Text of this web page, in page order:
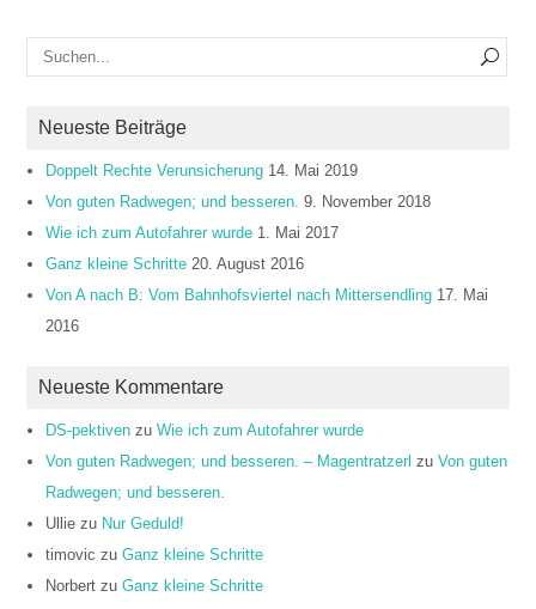
Neueste Beiträge
Doppelt Rechte Verunsicherung 14. Mai 2019
Von guten Radwegen; und besseren. 9. November 2018
Wie ich zum Autofahrer wurde 1. Mai 2017
Ganz kleine Schritte 20. August 2016
Von A nach B: Vom Bahnhofsviertel nach Mittersendling 17. Mai
2016
Neueste Kommentare
DS-pektiven zuWie ich zum Autofahrer wurde
Von guten Radwegen; und besseren. – Magentratzerl zuVon guten
Radwegen; und besseren.
Ullie zu Nur Geduld!
timovic zuGanz kleine Schritte
Norbert zuGanz kleine Schritte